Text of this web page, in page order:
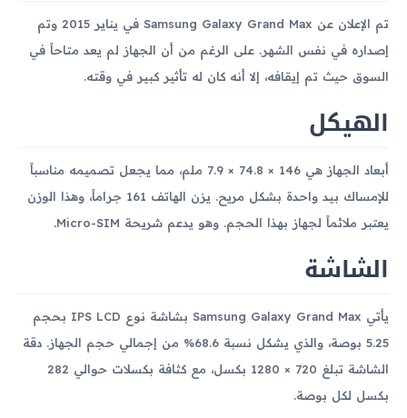
تم الإعلان عن Samsung Galaxy Grand Max في يناير 2015 وتم
إصداره في نفس الشهر. على الرغم من أن الجهاز لم يعد متاحاً في
السوق حيث تم إيقافه، إلا أنه كان له تأثير كبير في وقته.
الهيكل
أبعاد الجهاز هي 146 × 74.8 × 7.9 ملم، مما يجعل تصميمه مناسباً
للإمساك بيد واحدة بشكل مريح. يزن الهاتف 161 جراماً، وهذا الوزن
يعتبر ملائماً لجهاز بهذا الحجم. وهو يدعم شريحة Micro-SIM.
الشاشة
يأتي Samsung Galaxy Grand Max بشاشة نوع IPS LCD بحجم
5.25 بوصة، والذي يشكل نسبة 68.6% من إجمالي حجم الجهاز. دقة
الشاشة تبلغ 720 × 1280 بكسل، مع كثافة بكسلات حوالي 282
بكسل لكل بوصة.